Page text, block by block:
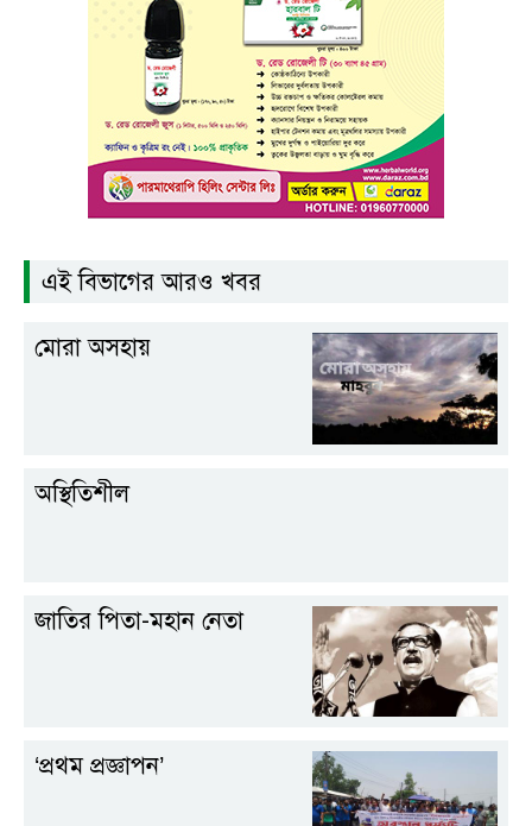
এই বিভাগের আরও খবর
মোরা অসহায়
অস্থিতিশীল
জাতির পিতা-মহান নেতা
‘প্রথম প্রজ্ঞাপন’